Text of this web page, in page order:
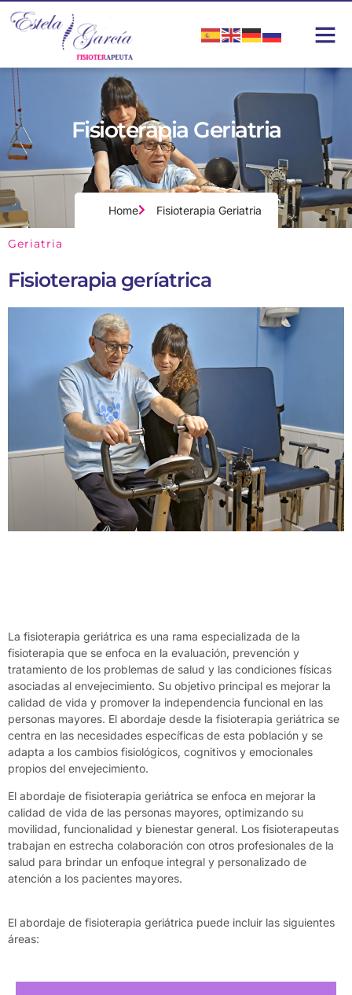
Fisioterapia Geriatria
Home Fisioterapia Geriatria
Geriatria
Fisioterapia geríatrica
La fisioterapia geriátrica es una rama especializada de la
fisioterapia que se enfoca en la evaluación, prevención y
tratamiento de los problemas de salud y las condiciones físicas
asociadas al envejecimiento. Su objetivo principal es mejorar la
calidad de vida y promover la independencia funcional en las
personas mayores. El abordaje desde la fisioterapia geriátrica se
centra en las necesidades específicas de esta población y se
adapta a los cambios fisiológicos, cognitivos y emocionales
propios del envejecimiento.
El abordaje de fisioterapia geriátrica se enfoca en mejorar la
calidad de vida de las personas mayores, optimizando su
movilidad, funcionalidad y bienestar general. Los fisioterapeutas
trabajan en estrecha colaboración con otros profesionales de la
salud para brindar un enfoque integral y personalizado de
atención a los pacientes mayores.
El abordaje de fisioterapia geriátrica puede incluir las siguientes
áreas: